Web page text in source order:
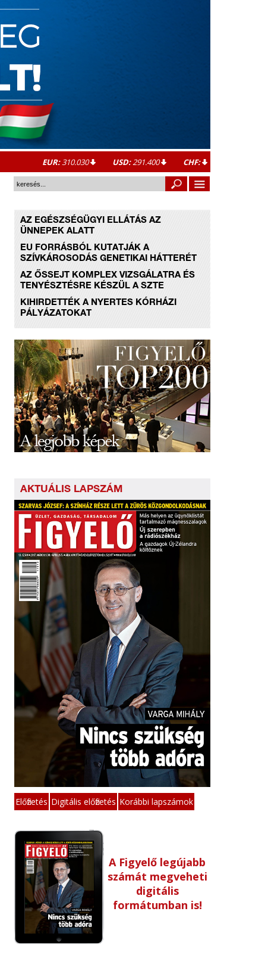
EUR:310.030 USD:291.400 CHF:
AZ EGÉSZSÉGÜGYI ELLÁTÁS AZ
ÜNNEPEK ALATT
EU FORRÁSBÓL KUTATJÁK A
SZÍVKÁROSODÁS GENETIKAI HÁTTERÉT
AZ ŐSSEJT KOMPLEX VIZSGÁLATRA ÉS
TENYÉSZTÉSRE KÉSZÜL A SZTE
KIHIRDETTÉK A NYERTES KÓRHÁZI
PÁLYÁZATOKAT
AKTUÁLIS LAPSZÁM
Előfizetés Digitális előfizetés Korábbi lapszámok
A Figyelő legújabb
számát megveheti
digitális
formátumban is!